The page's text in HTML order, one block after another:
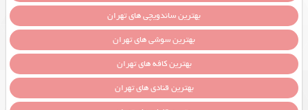
بهترین ساندویچی های تهران
بهترین سوشی های تهران
بهترین کافه های تهران
بهترین قنادی های تهران